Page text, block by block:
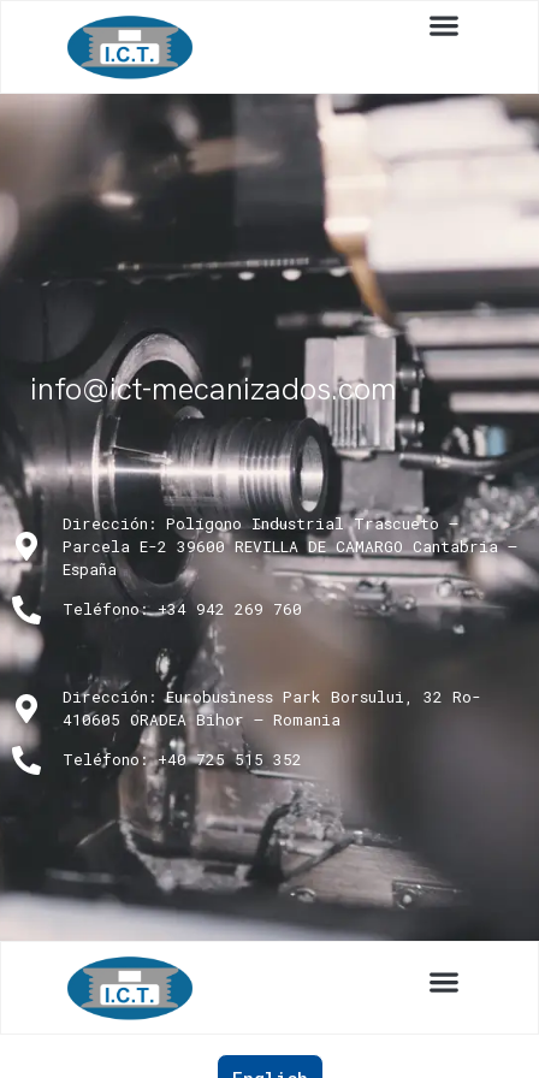
info@ict-mecanizados.com
Dirección: Polígono Industrial Trascueto –
Parcela E-2 39600 REVILLA DE CAMARGO Cantabria –
España
Teléfono: +34 942 269 760
Dirección: Eurobusiness Park Borsului, 32 Ro-
410605 ORADEA Bihor – Romania
Teléfono: +40 725 515 352